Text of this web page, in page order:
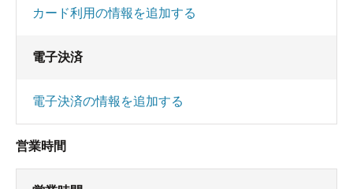
カード利用の情報を追加する
電子決済
電子決済の情報を追加する
営業時間